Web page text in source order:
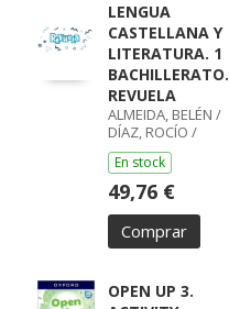
LENGUA
CASTELLANA Y
LITERATURA. 1
BACHILLERATO.
REVUELA
ALMEIDA, BELÉN /
DÍAZ, ROCÍO /
GUMIEL, SILVIA /
PÉREZ, ISABEL /
BOYANO,
RICARDO / LODÍN,
PATRICIA /
ZUBICOA
ARRAIZA, MARÍA /
ELENA / ECHEVA
En stock
49,76 €
Comprar
OPEN UP 3.